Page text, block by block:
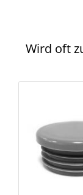
Wird oft